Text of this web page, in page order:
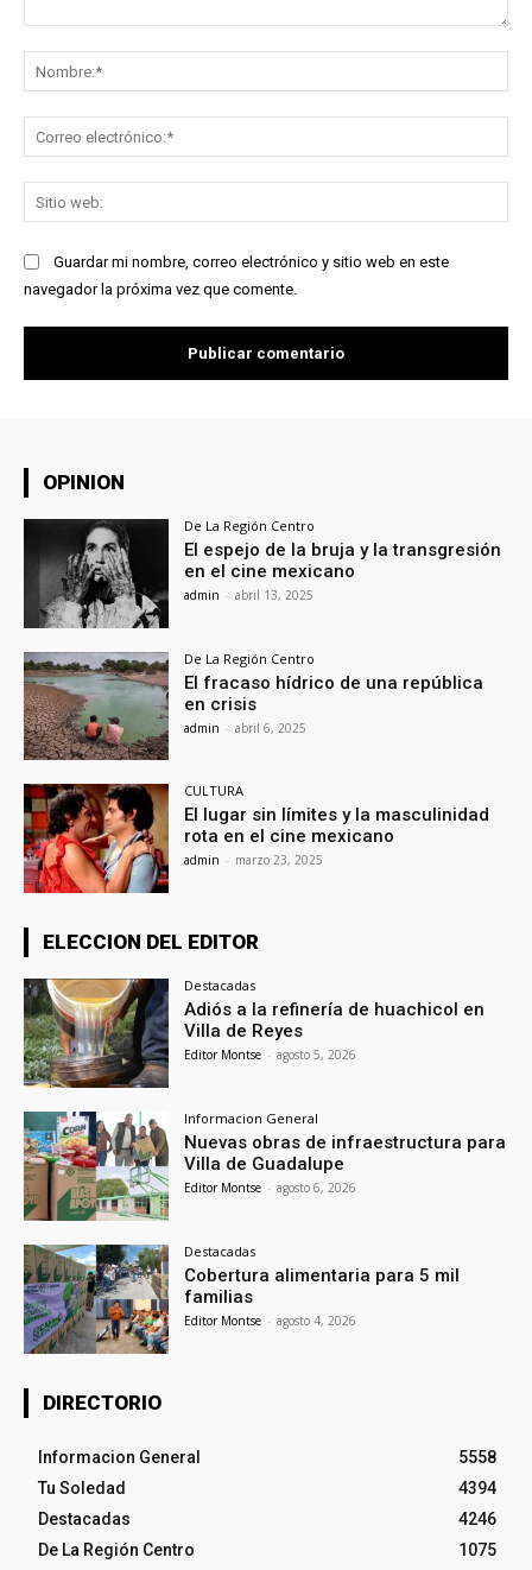
Guardar mi nombre, correo electrónico y sitio web en este
navegador la próxima vez que comente.
OPINION
De La Región Centro
El espejo de la bruja y la transgresión
en el cine mexicano
admin - abril 13, 2025
De La Región Centro
El fracaso hídrico de una república
en crisis
admin - abril 6, 2025
CULTURA
El lugar sin límites y la masculinidad
rota en el cine mexicano
admin - marzo 23, 2025
ELECCION DEL EDITOR
Destacadas
Adiós a la refinería de huachicol en
Villa de Reyes
Editor Montse - agosto 5, 2026
Informacion General
Nuevas obras de infraestructura para
Villa de Guadalupe
Editor Montse - agosto 6, 2026
Destacadas
Cobertura alimentaria para 5 mil
familias
Editor Montse - agosto 4, 2026
DIRECTORIO
Informacion General
5558
Tu Soledad
4394
Destacadas
4246
De La Región Centro
1075